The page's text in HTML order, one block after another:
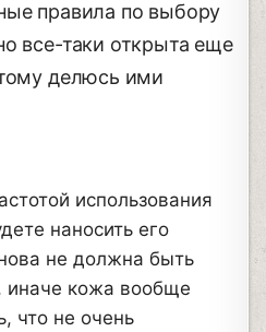
правила по выбору
все-таки открыта еще
делюсь ими
использования
наносить его
не должна быть
иначе кожа вообще
что не очень